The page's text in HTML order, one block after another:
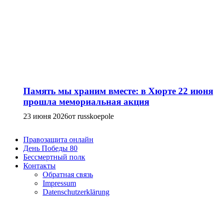
Память мы храним вместе: в Хюрте 22 июня
прошла мемориальная акция
23 июня 2026от russkoepole
Правозащита онлайн
День Победы 80
Бессмертный полк
Контакты
Обратная связь
Impressum
Datenschutzerklärung